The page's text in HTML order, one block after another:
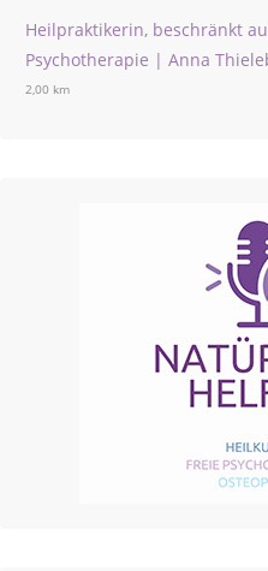
Heilpraktikerin, beschränkt
Psychotherapie | Anna
2,00 km